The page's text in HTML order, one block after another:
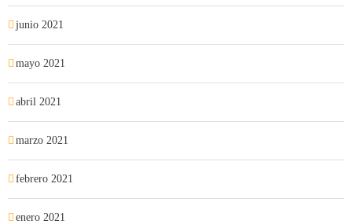
junio 2021
mayo 2021
abril 2021
marzo 2021
febrero 2021
enero 2021